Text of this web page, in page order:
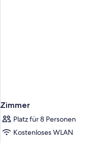
Zimmer
Platz für 8 Personen
Kostenloses WLAN